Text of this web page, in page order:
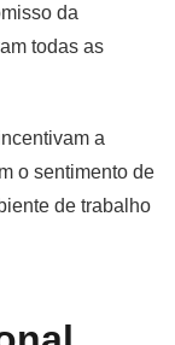
da
todas as
a
o sentimento de
de trabalho